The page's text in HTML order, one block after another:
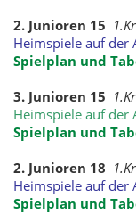
2. Junioren 15
Heimspiele auf der
Spielplan und
3. Junioren 15
Heimspiele auf der
Spielplan und
2. Junioren 18
Heimspiele auf der
Spielplan und